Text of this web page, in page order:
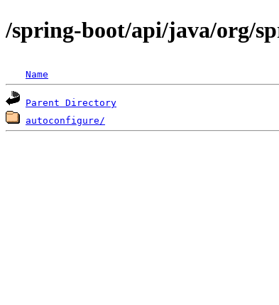
/spring-boot/api/java/org/
Name
Parent Directory
autoconfigure/